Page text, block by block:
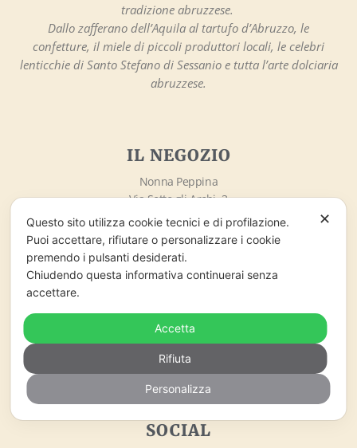
tradizione abruzzese.
Dallo zafferano dell’Aquila al tartufo d’Abruzzo, le
confetture, il miele di piccoli produttori locali, le celebri
lenticchie di Santo Stefano di Sessanio e tutta l’arte dolciaria
abruzzese.
IL NEGOZIO
Nonna Peppina
Via Sotto gli Archi, 3
67020 – Santo Stefano di Sessanio (AQ)
info@nonnapeppina.it
Market lo Chalet di Marzaro Antonio
P.Iva 01998380669
ORARI DI APERTURA
Lunedì – Domenica
09:00 – 18:00
SOCIAL
✕
Questo sito utilizza cookie tecnici e di profilazione.
Puoi accettare, rifiutare o personalizzare i cookie
premendo i pulsanti desiderati.
Chiudendo questa informativa continuerai senza
accettare.
Accetta
Rifiuta
Personalizza